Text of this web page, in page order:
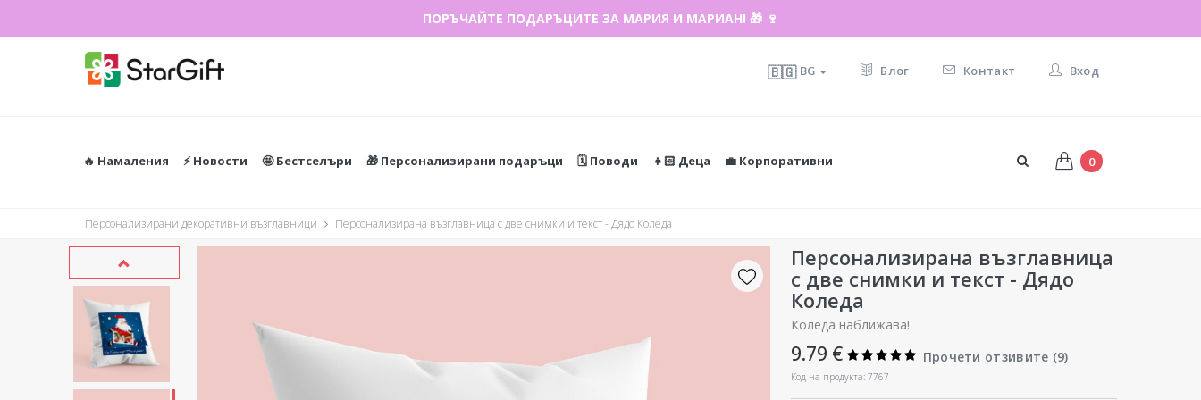
ПОРЪЧАЙТЕ ПОДАРЪЦИТЕ ЗА МАРИЯ И МАРИАН! 🎁 🍷
🇧🇬BG Блог Контакт Вход
🔥 Намаления ⚡️ Новости 🤩 Бестселъри 🎁 Персонализирани подаръци 🗓️ Поводи 👧🏻 Деца 💼 Корпоративни 0
Персонализирани декоративни възглавници Персонализирана възглавница с две снимки и текст - Дядо Коледа
Персонализирана възглавница
с две снимки и текст - Дядо
Коледа
Коледа наближава!
9.79 € Прочети отзивите (9)
Код на продукта: 7767